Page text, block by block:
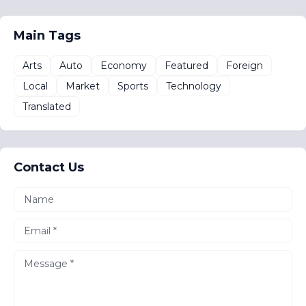
Main Tags
Arts Auto Economy Featured
Foreign
Local
Market Sports
Technology
Translated
Contact Us